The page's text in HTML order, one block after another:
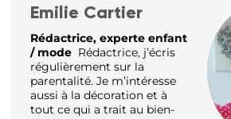
Emilie Cartier
Rédactrice, experte enfant
/ mode Rédactrice, j’écris
régulièrement sur la
parentalité. Je m’intéresse
aussi à la décoration et à
tout ce qui a trait au bien-